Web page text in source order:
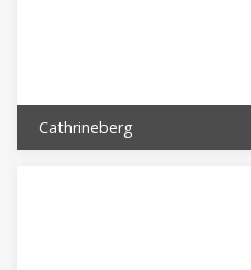
Cathrineberg